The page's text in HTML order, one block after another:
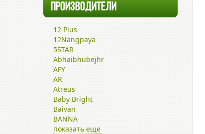
ПРОИЗВОДИТЕЛИ
12 Plus
12Nangpaya
5STAR
Abhaibhubejhr
AFY
AR
Atreus
Baby Bright
Baivan
BANNA
показать еще